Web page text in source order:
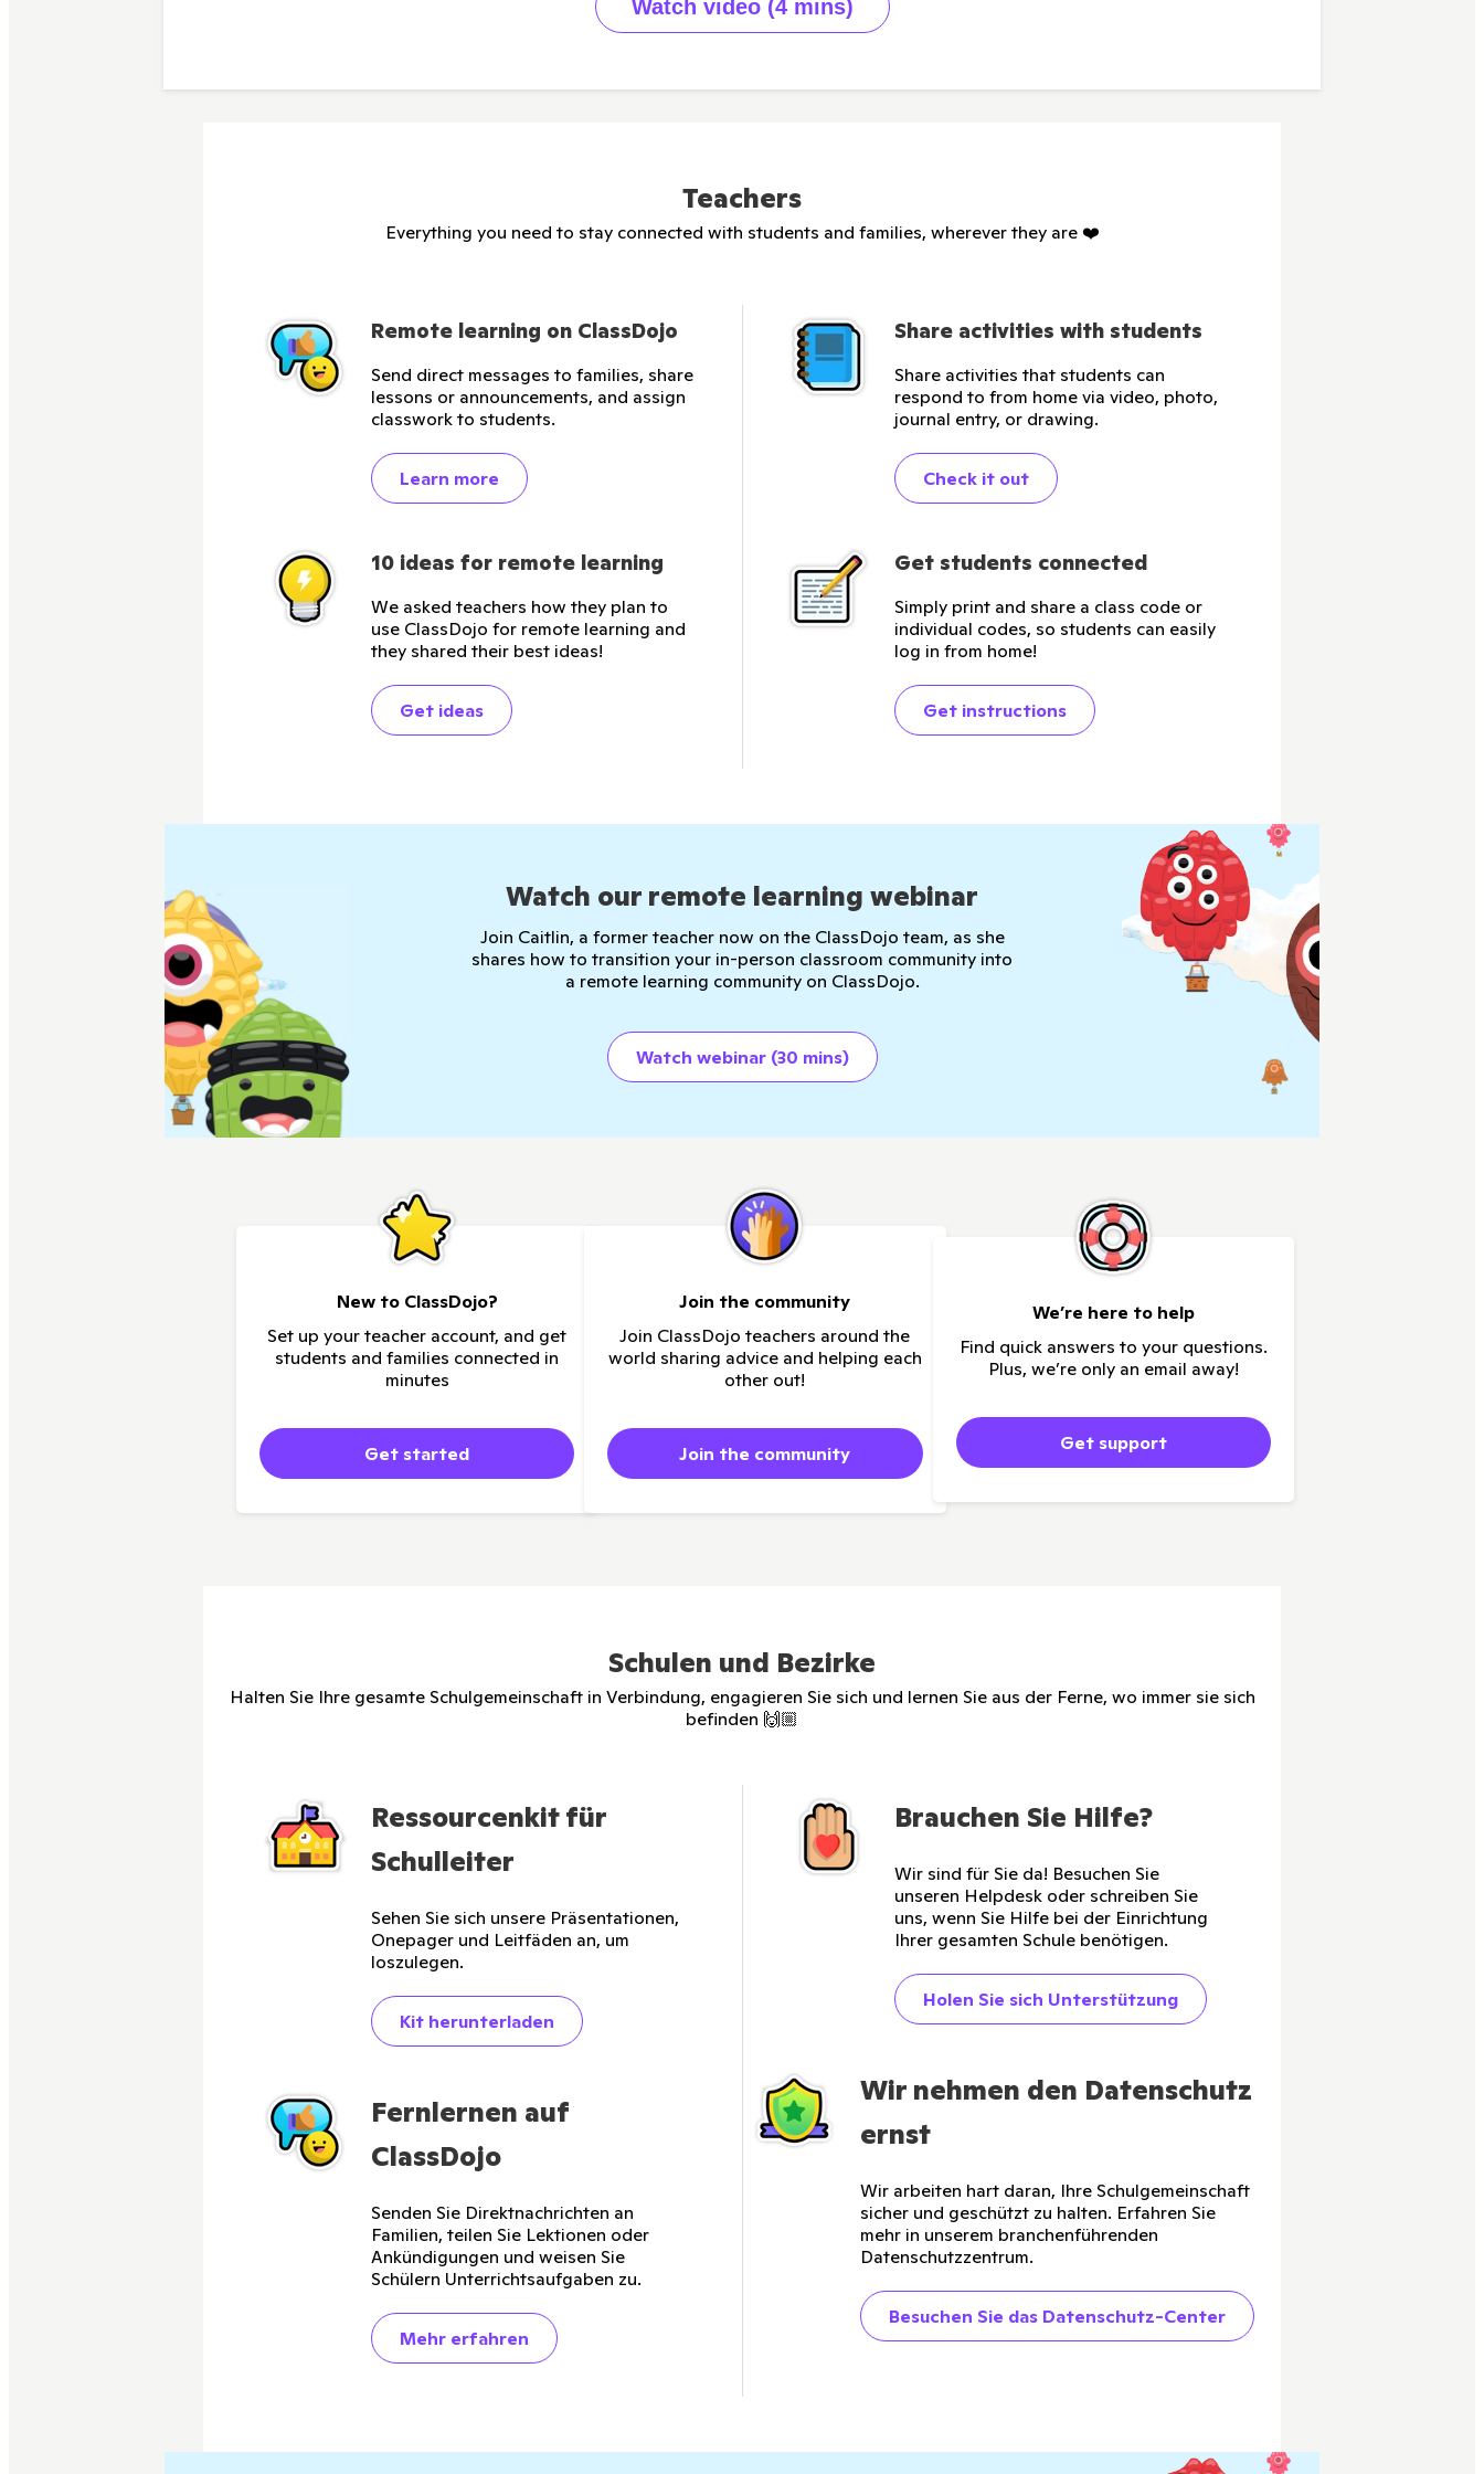
Watch video (4 mins)
Teachers
Everything you need to stay connected with students and families, wherever they are ❤️
Remote learning on ClassDojo
Send direct messages to families, share
lessons or announcements, and assign
classwork to students.
Learn more
10 ideas for remote learning
We asked teachers how they plan to
use ClassDojo for remote learning and
they shared their best ideas!
Get ideas
Share activities with students
Share activities that students can
respond to from home via video, photo,
journal entry, or drawing.
Check it out
Get students connected
Simply print and share a class code or
individual codes, so students can easily
log in from home!
Get instructions
Watch our remote learning webinar
Join Caitlin, a former teacher now on the ClassDojo team, as she
shares how to transition your in-person classroom community into
a remote learning community on ClassDojo.
Watch webinar (30 mins)
New to ClassDojo?
Set up your teacher account, and get
students and families connected in
minutes
Get started
Join the community
Join ClassDojo teachers around the
world sharing advice and helping each
other out!
Join the community
We’re here to help
Find quick answers to your questions.
Plus, we’re only an email away!
Get support
Schulen und Bezirke
Halten Sie Ihre gesamte Schulgemeinschaft in Verbindung, engagieren Sie sich und lernen Sie aus der Ferne, wo immer sie sich
befinden 🙌🏼
Ressourcenkit für
Schulleiter
Sehen Sie sich unsere Präsentationen,
Onepager und Leitfäden an, um
loszulegen.
Kit herunterladen
Fernlernen auf
ClassDojo
Senden Sie Direktnachrichten an
Familien, teilen Sie Lektionen oder
Ankündigungen und weisen Sie
Schülern Unterrichtsaufgaben zu.
Mehr erfahren
Brauchen Sie Hilfe?
Wir sind für Sie da! Besuchen Sie
unseren Helpdesk oder schreiben Sie
uns, wenn Sie Hilfe bei der Einrichtung
Ihrer gesamten Schule benötigen.
Holen Sie sich Unterstützung
Wir nehmen den Datenschutz
ernst
Wir arbeiten hart daran, Ihre Schulgemeinschaft
sicher und geschützt zu halten. Erfahren Sie
mehr in unserem branchenführenden
Datenschutzzentrum.
Besuchen Sie das Datenschutz-Center